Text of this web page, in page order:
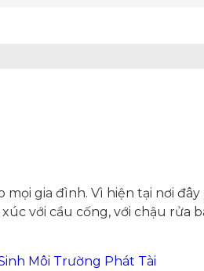
gia đình. Vì hiện tại nơi
với cầu cống, với chậu rửa
Môi Trường Phát Tài